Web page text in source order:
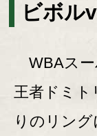
ビボル
WBAスー
王者ドミト
りのリン